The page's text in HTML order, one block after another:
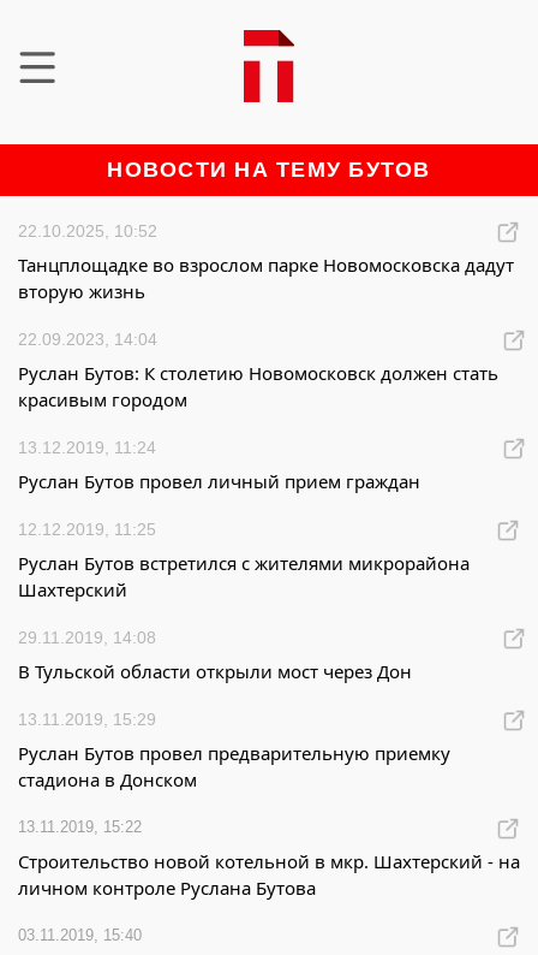
НОВОСТИ НА ТЕМУ БУТОВ
22.10.2025, 10:52
Танцплощадке во взрослом парке Новомосковска дадут
вторую жизнь
22.09.2023, 14:04
Руслан Бутов: К столетию Новомосковск должен стать
красивым городом
13.12.2019, 11:24
Руслан Бутов провел личный прием граждан
12.12.2019, 11:25
Руслан Бутов встретился с жителями микрорайона
Шахтерский
29.11.2019, 14:08
В Тульской области открыли мост через Дон
13.11.2019, 15:29
Руслан Бутов провел предварительную приемку
стадиона в Донском
13.11.2019, 15:22
Строительство новой котельной в мкр. Шахтерский - на
личном контроле Руслана Бутова
03.11.2019, 15:40